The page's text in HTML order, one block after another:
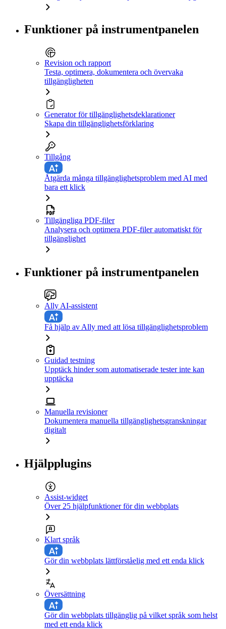
Funktioner på instrumentpanelen
Revision och rapport
Testa, optimera, dokumentera och övervaka
tillgängligheten
Generator för tillgänglighetsdeklarationer
Skapa din tillgänglighetsförklaring
Tillgång
Åtgärda många tillgänglighetsproblem med AI med
bara ett klick
Tillgängliga PDF-filer
Analysera och optimera PDF-filer automatiskt för
tillgänglighet
Funktioner på instrumentpanelen
Ally AI-assistent
Få hjälp av Ally med att lösa tillgänglighetsproblem
Guidad testning
Upptäck hinder som automatiserade tester inte kan
upptäcka
Manuella revisioner
Dokumentera manuella tillgänglighetsgranskningar
digitalt
Hjälpplugins
Assist-widget
Över 25 hjälpfunktioner för din webbplats
Klart språk
Gör din webbplats lättförståelig med ett enda klick
Översättning
Gör din webbplats tillgänglig på vilket språk som helst
med ett enda klick